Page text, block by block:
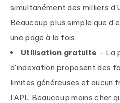
simultanément des milliers
Beaucoup plus simple que
une page à la fois.
Utilisation gratuite – La
d'indexation proposent des
limites généreuses et aucun
l'API.. Beaucoup moins cher